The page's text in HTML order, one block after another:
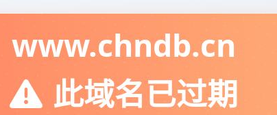
www.chndb.cn
此域名已过期